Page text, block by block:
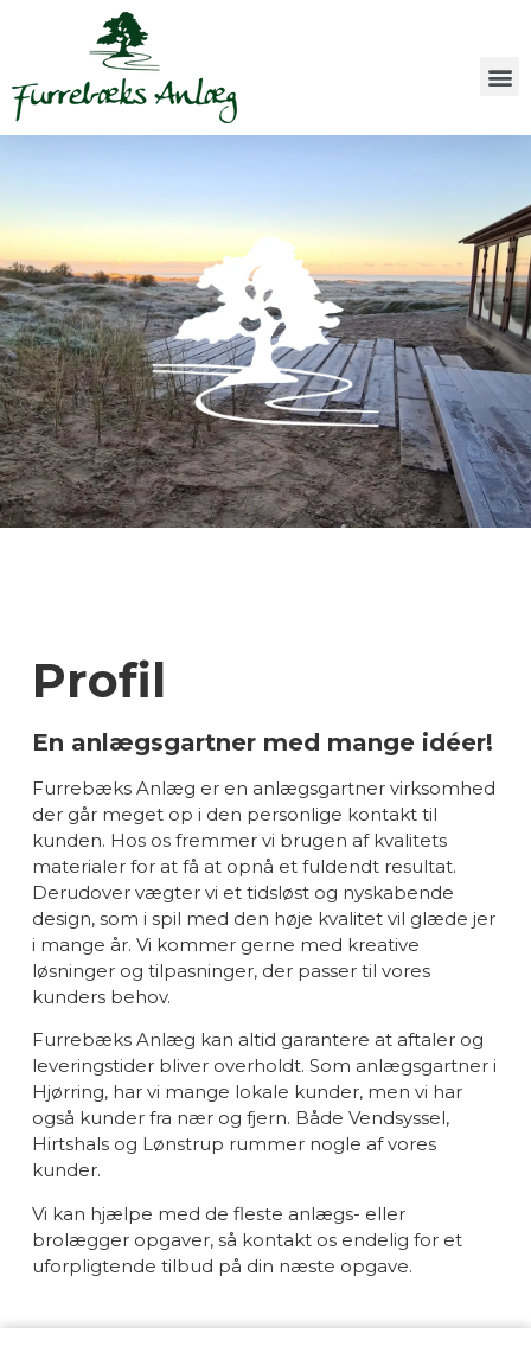
Profil
En anlægsgartner med mange idéer!
Furrebæks Anlæg er en anlægsgartner virksomhed
der går meget op i den personlige kontakt til
kunden. Hos os fremmer vi brugen af kvalitets
materialer for at få at opnå et fuldendt resultat.
Derudover vægter vi et tidsløst og nyskabende
design, som i spil med den høje kvalitet vil glæde jer
i mange år. Vi kommer gerne med kreative
løsninger og tilpasninger, der passer til vores
kunders behov.
Furrebæks Anlæg kan altid garantere at aftaler og
leveringstider bliver overholdt. Som anlægsgartner i
Hjørring, har vi mange lokale kunder, men vi har
også kunder fra nær og fjern. Både Vendsyssel,
Hirtshals og Lønstrup rummer nogle af vores
kunder.
Vi kan hjælpe med de fleste anlægs- eller
brolægger opgaver, så kontakt os endelig for et
uforpligtende tilbud på din næste opgave.​